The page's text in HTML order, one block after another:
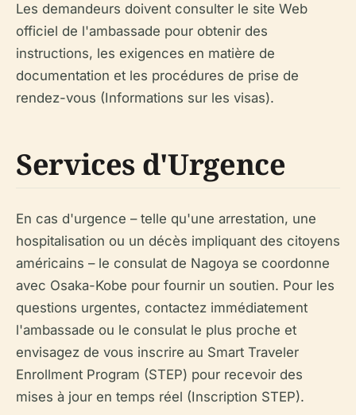
Les demandeurs doivent consulter le site Web
officiel de l'ambassade pour obtenir des
instructions, les exigences en matière de
documentation et les procédures de prise de
rendez-vous (Informations sur les visas).
Services d'Urgence
En cas d'urgence – telle qu'une arrestation, une
hospitalisation ou un décès impliquant des citoyens
américains – le consulat de Nagoya se coordonne
avec Osaka-Kobe pour fournir un soutien. Pour les
questions urgentes, contactez immédiatement
l'ambassade ou le consulat le plus proche et
envisagez de vous inscrire au Smart Traveler
Enrollment Program (STEP) pour recevoir des
mises à jour en temps réel (Inscription STEP).